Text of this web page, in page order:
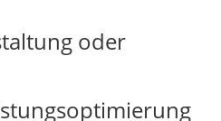
oder